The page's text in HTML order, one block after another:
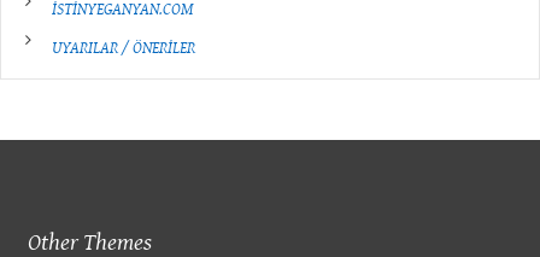
İSTİNYEGANYAN.COM
UYARILAR / ÖNERİLER
Other Themes